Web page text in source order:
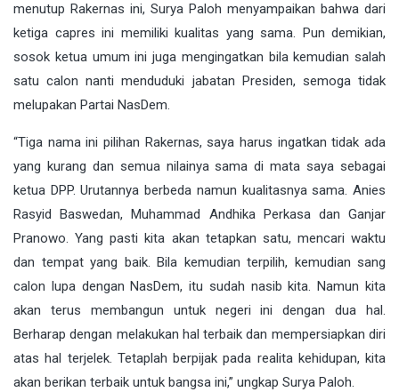
menutup Rakernas ini, Surya Paloh menyampaikan bahwa dari
ketiga capres ini memiliki kualitas yang sama. Pun demikian,
sosok ketua umum ini juga mengingatkan bila kemudian salah
satu calon nanti menduduki jabatan Presiden, semoga tidak
melupakan Partai NasDem.
“Tiga nama ini pilihan Rakernas, saya harus ingatkan tidak ada
yang kurang dan semua nilainya sama di mata saya sebagai
ketua DPP. Urutannya berbeda namun kualitasnya sama. Anies
Rasyid Baswedan, Muhammad Andhika Perkasa dan Ganjar
Pranowo. Yang pasti kita akan tetapkan satu, mencari waktu
dan tempat yang baik. Bila kemudian terpilih, kemudian sang
calon lupa dengan NasDem, itu sudah nasib kita. Namun kita
akan terus membangun untuk negeri ini dengan dua hal.
Berharap dengan melakukan hal terbaik dan mempersiapkan diri
atas hal terjelek. Tetaplah berpijak pada realita kehidupan, kita
akan berikan terbaik untuk bangsa ini,” ungkap Surya Paloh.